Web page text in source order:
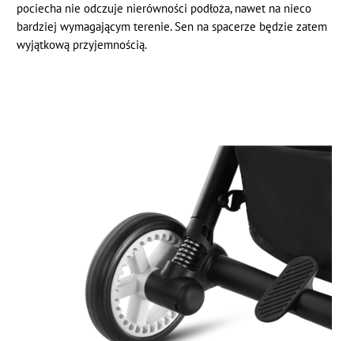
pociecha nie odczuje nierówności podłoża, nawet na nieco
bardziej wymagającym terenie. Sen na spacerze będzie zatem
wyjątkową przyjemnością.